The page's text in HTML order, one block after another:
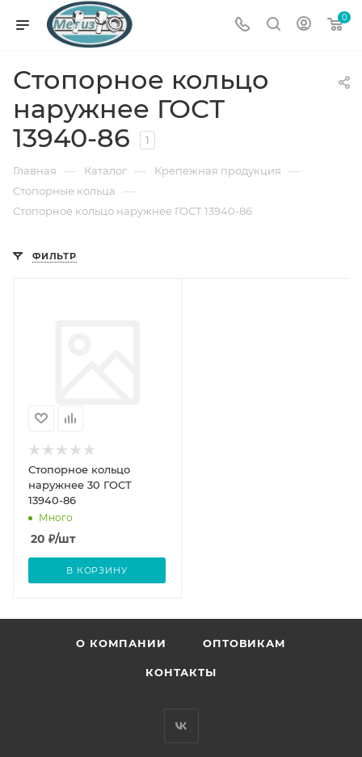
0
Стопорное кольцо
наружнее ГОСТ
13940-86
1
Главная — Каталог — Крепежная продукция —
Стопорные кольца —
Стопорное кольцо наружнее ГОСТ 13940-86
ФИЛЬТР
Стопорное кольцо
наружнее 30 ГОСТ
13940-86
Много
20 ₽/шт
В КОРЗИНУ
О КОМПАНИИ ОПТОВИКАМ
КОНТАКТЫ